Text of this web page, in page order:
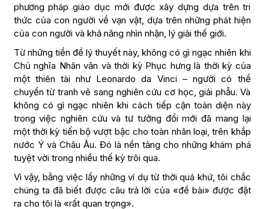
phương pháp giáo dục mới được xây dựng dựa trên tri
thức của con người về vạn vật, dựa trên những phát hiện
của con người và khả năng nhìn nhận, lý giải thế giới.
Từ những tiền đề lý thuyết này, không có gì ngạc nhiên khi
Chủ nghĩa Nhân văn và thời kỳ Phục hưng là thời kỳ của
một thiên tài như Leonardo da Vinci – người có thể
chuyển từ tranh vẽ sang nghiên cứu cơ học, giải phẫu. Và
không có gì ngạc nhiên khi cách tiếp cận toàn diện này
trong việc nghiên cứu và tư tưởng đổi mới đã mang lại
một thời kỳ tiến bộ vượt bậc cho toàn nhân loại, trên khắp
nước Ý và Châu Âu. Đó là nền tảng cho những khám phá
tuyệt vời trong nhiều thế kỷ trôi qua.
Vì vậy, bằng việc lấy những ví dụ từ thời quá khứ, tôi chắc
chúng ta đã biết được câu trả lời của «đề bài» được đặt
ra cho tôi là «rất quan trọng».